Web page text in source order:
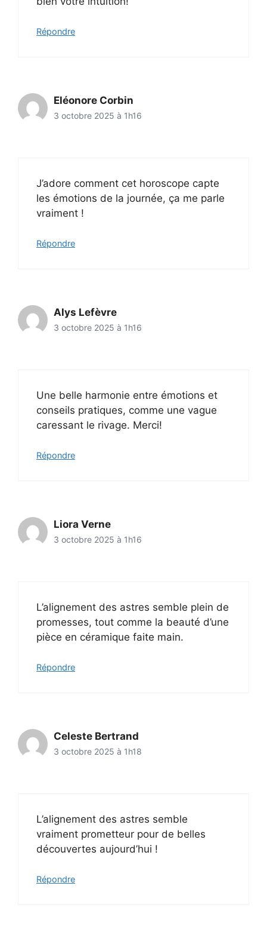
Répondre
Eléonore Corbin
3 octobre 2025 à 1h16
J’adore comment cet horoscope capte
les émotions de la journée, ça me parle
vraiment !
Répondre
Alys Lefèvre
3 octobre 2025 à 1h16
Une belle harmonie entre émotions et
conseils pratiques, comme une vague
caressant le rivage. Merci!
Répondre
Liora Verne
3 octobre 2025 à 1h16
L’alignement des astres semble plein de
promesses, tout comme la beauté d’une
pièce en céramique faite main.
Répondre
Celeste Bertrand
3 octobre 2025 à 1h18
L’alignement des astres semble
vraiment prometteur pour de belles
découvertes aujourd’hui !
Répondre